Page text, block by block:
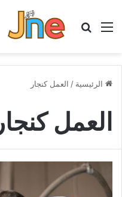
القائمة بحث عن
الرئيسية / العمل كنجار
العمل كنجار